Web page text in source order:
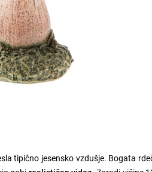
tipično jesensko vzdušje. Bogata